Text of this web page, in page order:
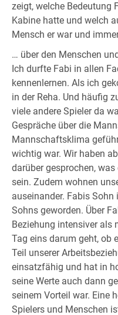
zeigt, welche Bedeutung
Kabine hatte und welch
Mensch er war und
… über den Menschen
Ich durfte Fabi in allen
kennenlernen. Als ich
in der Reha. Und häufig
viele andere Spieler da
Gespräche über die
Mannschaftsklima
wichtig war. Wir haben
darüber gesprochen,
sein. Zudem wohnen
auseinander. Fabis
Sohns geworden. Über
Beziehung intensiver als
Tag eins darum geht, ob
Teil unserer
einsatzfähig und hat in
seine Werte auch dann
seinem Vorteil war. Eine
Spielers und Menschen